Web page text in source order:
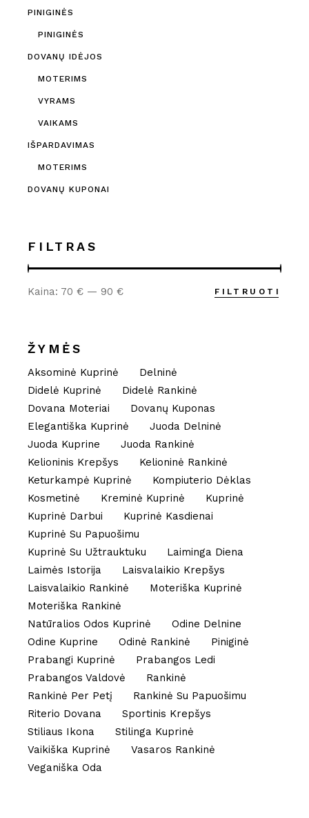
PINIGINĖS
PINIGINĖS
DOVANŲ IDĖJOS
MOTERIMS
VYRAMS
VAIKAMS
IŠPARDAVIMAS
MOTERIMS
DOVANŲ KUPONAI
FILTRAS
FILTRUOTI
Kaina: 70 € — 90 €
ŽYMĖS
Aksominė Kuprinė
Delninė
Didelė Kuprinė
Didelė Rankinė
Dovana Moteriai
Dovanų Kuponas
Elegantiška Kuprinė
Juoda Delninė
Juoda Kuprine
Juoda Rankinė
Kelioninis Krepšys
Kelioninė Rankinė
Keturkampė Kuprinė
Kompiuterio Dėklas
Kosmetinė
Kreminė Kuprinė
Kuprinė
Kuprinė Darbui
Kuprinė Kasdienai
Kuprinė Su Papuošimu
Kuprinė Su Užtrauktuku
Laiminga Diena
Laimės Istorija
Laisvalaikio Krepšys
Laisvalaikio Rankinė
Moteriška Kuprinė
Moteriška Rankinė
Natūralios Odos Kuprinė
Odine Delnine
Odine Kuprine
Odinė Rankinė
Piniginė
Prabangi Kuprinė
Prabangos Ledi
Prabangos Valdovė
Rankinė
Rankinė Per Petį
Rankinė Su Papuošimu
Riterio Dovana
Sportinis Krepšys
Stiliaus Ikona
Stilinga Kuprinė
Vaikiška Kuprinė
Vasaros Rankinė
Veganiška Oda